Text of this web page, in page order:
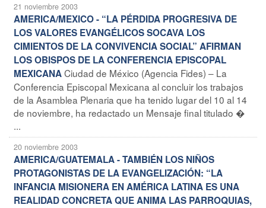
21 noviembre 2003
AMERICA/MEXICO - “LA PÉRDIDA PROGRESIVA DE
LOS VALORES EVANGÉLICOS SOCAVA LOS
CIMIENTOS DE LA CONVIVENCIA SOCIAL” AFIRMAN
LOS OBISPOS DE LA CONFERENCIA EPISCOPAL
MEXICANACiudad de México (Agencia Fides) – La
Conferencia Episcopal Mexicana al concluir los trabajos
de la Asamblea Plenaria que ha tenido lugar del 10 al 14
de noviembre, ha redactado un Mensaje final titulado �
...
20 noviembre 2003
AMERICA/GUATEMALA - TAMBIÉN LOS NIÑOS
PROTAGONISTAS DE LA EVANGELIZACIÓN: “LA
INFANCIA MISIONERA EN AMÉRICA LATINA ES UNA
REALIDAD CONCRETA QUE ANIMA LAS PARROQUIAS,